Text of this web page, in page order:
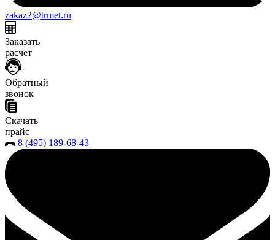
zakaz2@trmet.ru
Заказать
расчет
Обратный
звонок
Скачать
прайс
8 (495) 189-68-43